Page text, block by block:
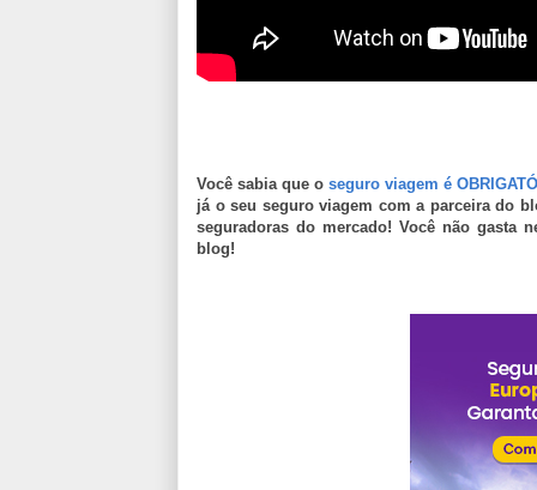
Você sabia que oseguro viagem é
já o seu seguro viagem com a parceira do
seguradoras do mercado! Você não gasta
blog!